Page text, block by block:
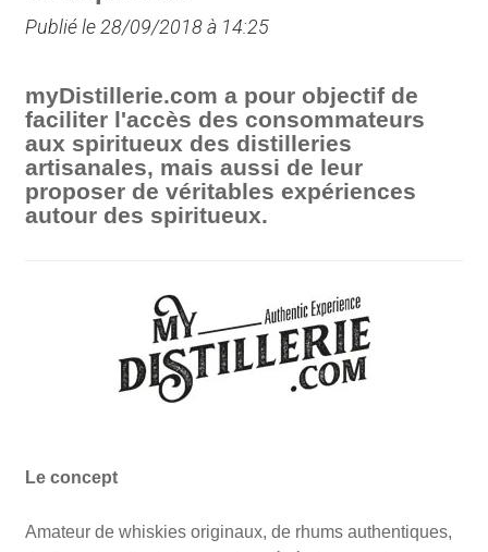
Publié le 28/09/2018 à 14:25
myDistillerie.com a pour objectif de
faciliter l'accès des consommateurs
aux spiritueux des distilleries
artisanales, mais aussi de leur
proposer de véritables expériences
autour des spiritueux.
Le concept
Amateur de whiskies originaux, de rhums authentiques,